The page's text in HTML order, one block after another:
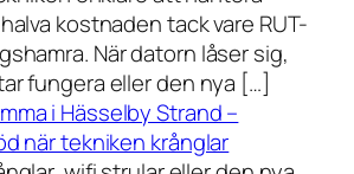
kostnaden tack vare RUT-
När datorn låser sig,
fungera eller den nya […]
i Hässelby Strand –
när tekniken krånglar